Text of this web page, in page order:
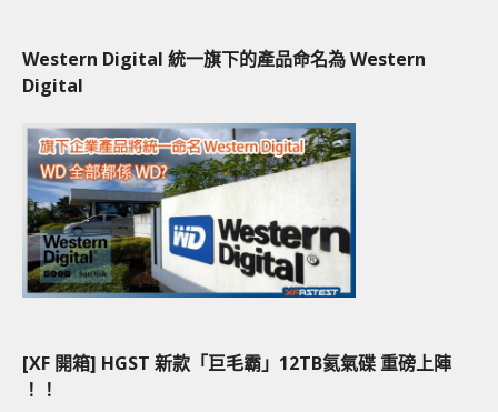
Western Digital 統一旗下的產品命名為 Western
Digital
[XF 開箱] HGST 新款「巨毛霸」12TB氦氣碟 重磅上陣
！！